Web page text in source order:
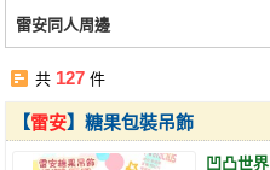
註冊會員
雷安同人周邊
共 127 件
【雷安】糖果包裝吊飾
凹凸世界